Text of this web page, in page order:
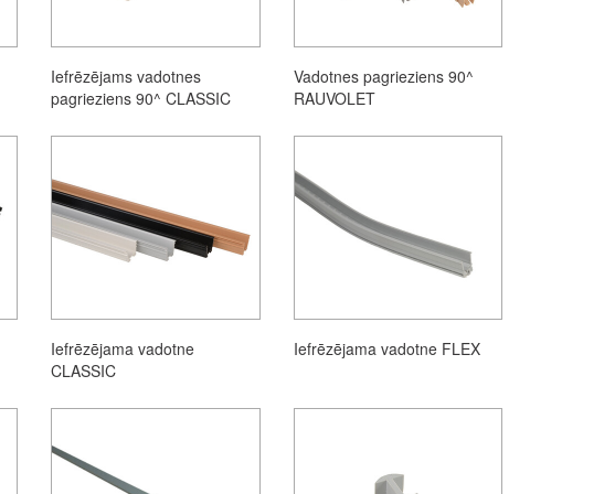
Iefrēzējams vadotnes
pagrieziens 90^ CLASSIC
Vadotnes pagrieziens 90^
RAUVOLET
Iefrēzējama vadotne
CLASSIC
Iefrēzējama vadotne FLEX